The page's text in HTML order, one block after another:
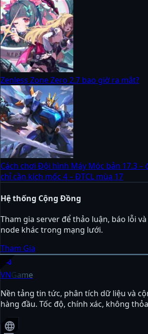
Zenless Zone Zero 2.7 bao giờ ra mắt?
Cách chơi Đội hình Máy Móc bản 17.3
chỉ cần kích mốc 4 – ĐTCL mùa 17
Hệ thống Cộng Đồng
Tham gia server để thảo luận, báo lỗi
node khác trong mạng lưới.
Tham Gia
sports_esports
VNGame
Nền tảng tin tức, phân tích dữ liệu và
hàng đầu. Tốc độ, chính xác, không
language